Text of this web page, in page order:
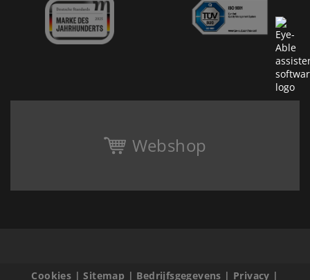
Webshop
Cookies |Sitemap | Bedrijfsgegevens | Privacy |